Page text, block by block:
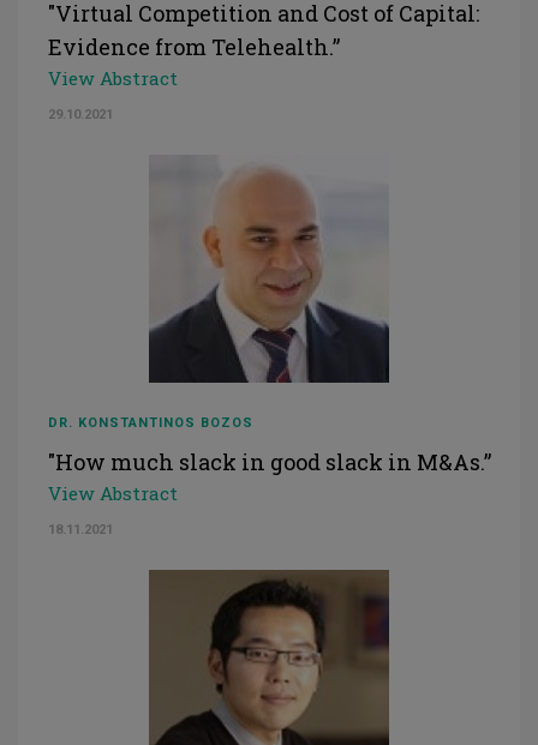
"Virtual Competition and Cost of Capital:
Evidence from Telehealth.”
View Abstract
29.10.2021
DR. KONSTANTINOS BOZOS
"How much slack in good slack in M&As.”
View Abstract
18.11.2021